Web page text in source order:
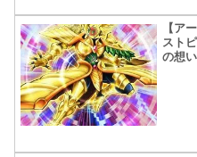
【ア
スト
の想